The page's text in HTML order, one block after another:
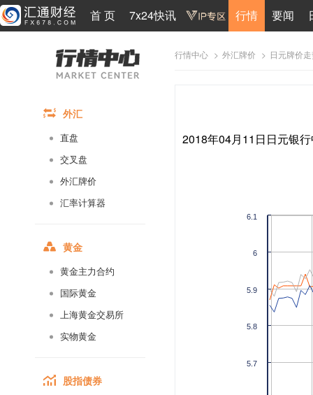
首 页 7x24快讯 行情 要闻
外汇
直盘
交叉盘
外汇牌价
汇率计算器
黄金
黄金主力合约
国际黄金
上海黄金交易所
实物黄金
股指债券
行情中心 > 外汇牌价 > 日元牌价
2018年04月11日日元银
5.7
5.8
5.9
6
6.1